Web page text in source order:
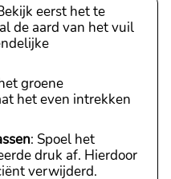
eerst het te
de aard van het vuil
groene
het even intrekken
: Spoel het
druk af. Hierdoor
verwijderd.